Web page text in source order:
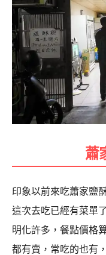
蕭
印象以前來吃蕭家鹽
這次去吃已經有菜單
明化許多，餐點價格
都有賣，常吃的也有